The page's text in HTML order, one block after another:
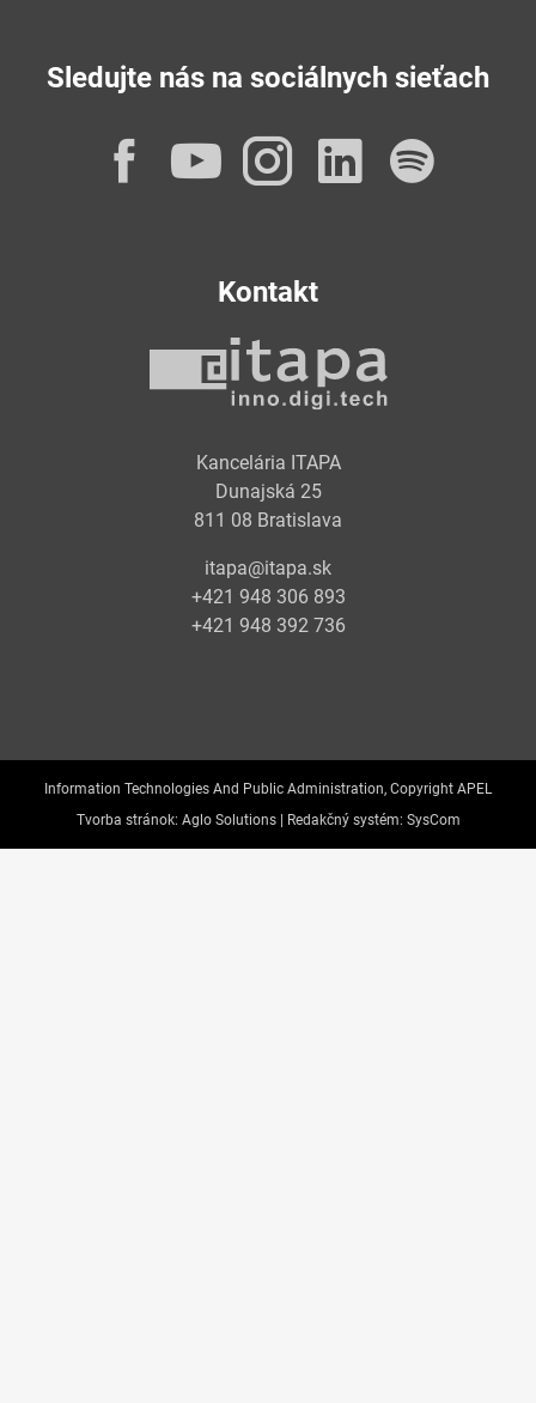
Sledujte nás na sociálnych sieťach
Facebook
YouTube
Instagram
Kontakt
Kancelária ITAPA
Dunajská 25
811 08 Bratislava
itapa@itapa.sk
+421 948 306 893
+421 948 392 736
Information Technologies And Public Administration, Copyright APEL
Tvorba stránok: Aglo Solutions | Redakčný systém: SysCom